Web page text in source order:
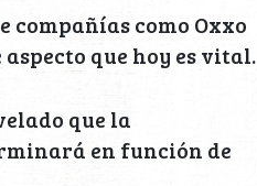
como Oxxo
que hoy es vital.
que la
en función de